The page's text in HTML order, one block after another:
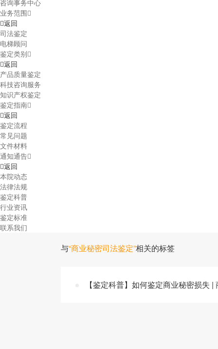
咨询事务中心
业务范围
返回
司法鉴定
电梯顾问
鉴定类别
返回
产品质量鉴定
科技咨询服务
知识产权鉴定
鉴定指南
返回
鉴定流程
常见问题
文件材料
通知通告
返回
本院动态
法律法规
鉴定科普
行业资讯
鉴定标准
联系我们
与“商业秘密司法鉴定”相关的标签
【鉴定科普】如何鉴定商业秘密损失